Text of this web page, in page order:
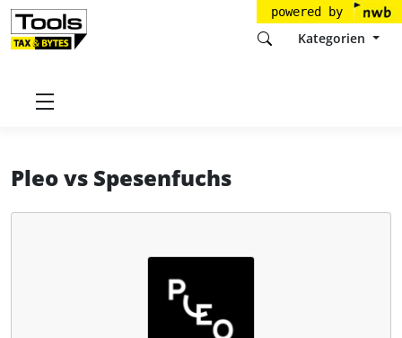
powered by
Kategorien
Startseite
Pleovs Spesenfuchs